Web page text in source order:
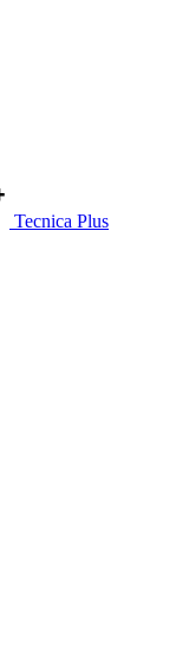
Tecnica Plus